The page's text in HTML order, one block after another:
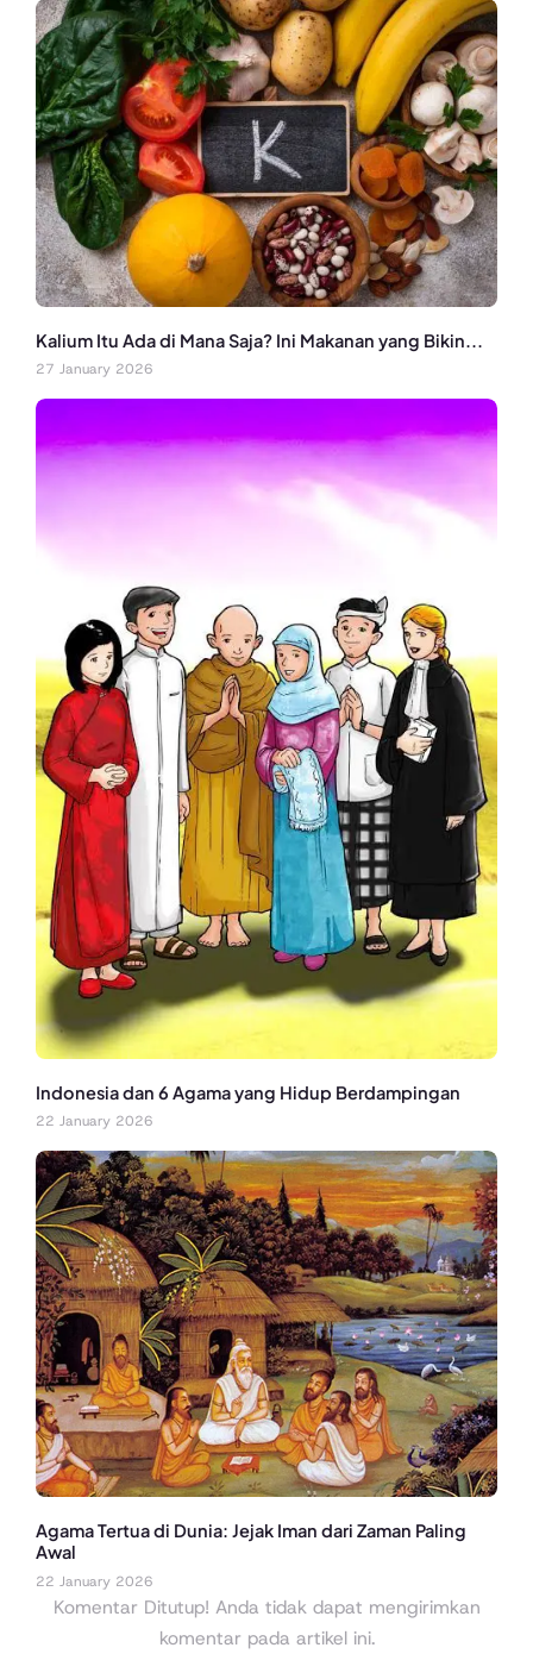
Kalium Itu Ada di Mana Saja? Ini Makanan yang Bikin...
27 January 2026
Indonesia dan 6 Agama yang Hidup Berdampingan
22 January 2026
Agama Tertua di Dunia: Jejak Iman dari Zaman Paling
Awal
22 January 2026
Komentar Ditutup! Anda tidak dapat mengirimkan
komentar pada artikel ini.